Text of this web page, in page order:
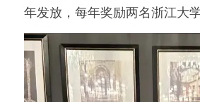
年发放，每年奖励两名浙江大